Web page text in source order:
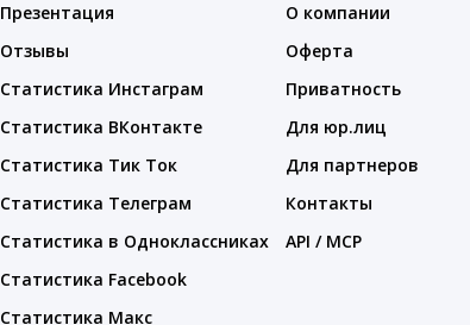
Презентация
Отзывы
Статистика Инстаграм
Статистика ВКонтакте
Статистика Тик Ток
Статистика Телеграм
Статистика в Одноклассниках
Статистика Facebook
Статистика Макс
О компании
Оферта
Приватность
Для юр.лиц
Для партнеров
Контакты
API / MCP